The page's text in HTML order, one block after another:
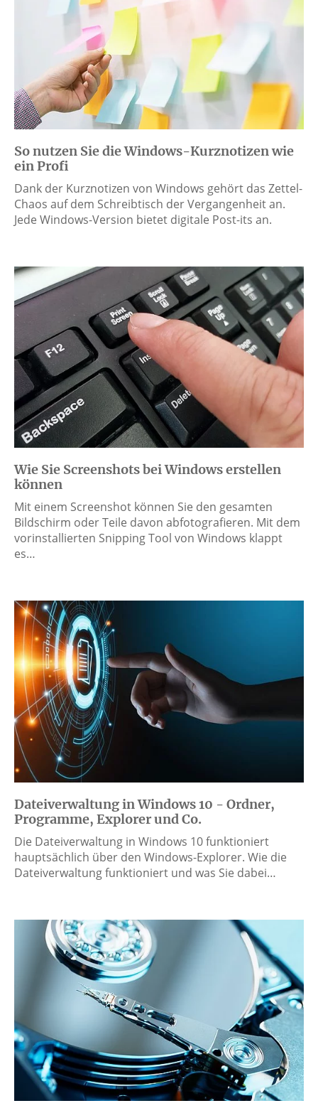
So nutzen Sie die Windows-Kurznotizen wie
ein Profi
Dank der Kurznotizen von Windows gehört das Zettel-
Chaos auf dem Schreibtisch der Vergangenheit an.
Jede Windows-Version bietet digitale Post-its an.
Wie Sie Screenshots bei Windows erstellen
können
Mit einem Screenshot können Sie den gesamten
Bildschirm oder Teile davon abfotografieren. Mit dem
vorinstallierten Snipping Tool von Windows klappt
es…
Dateiverwaltung in Windows 10 - Ordner,
Programme, Explorer und Co.
Die Dateiverwaltung in Windows 10 funktioniert
hauptsächlich über den Windows-Explorer. Wie die
Dateiverwaltung funktioniert und was Sie dabei…